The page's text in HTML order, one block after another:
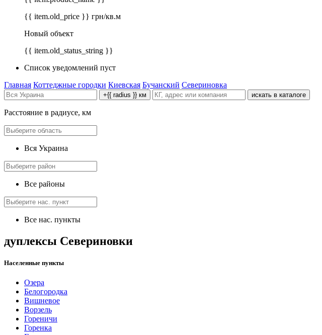
{{ item.old_price }} грн/кв.м
Новый объект
{{ item.old_status_string }}
Список уведомлений пуст
Главная Коттеджные городки Киевская Бучанский Севериновка
+{{ radius }} км искать в каталоге
Расстояние в радиусе, км
Вся Украина
Все районы
Все нас. пункты
дуплексы Севериновки
Населенные пункты
Озера
Белогородка
Вишневое
Ворзель
Гореничи
Горенка